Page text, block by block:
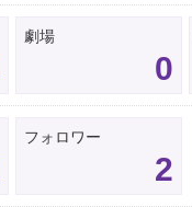
劇場
0
フォロワー
2